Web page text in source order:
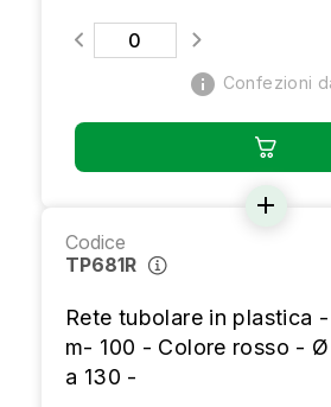
info Confezioni
add
Codice
TP681R
Rete tubolare in plastica
m- 100 - Colore rosso -
a 130 -